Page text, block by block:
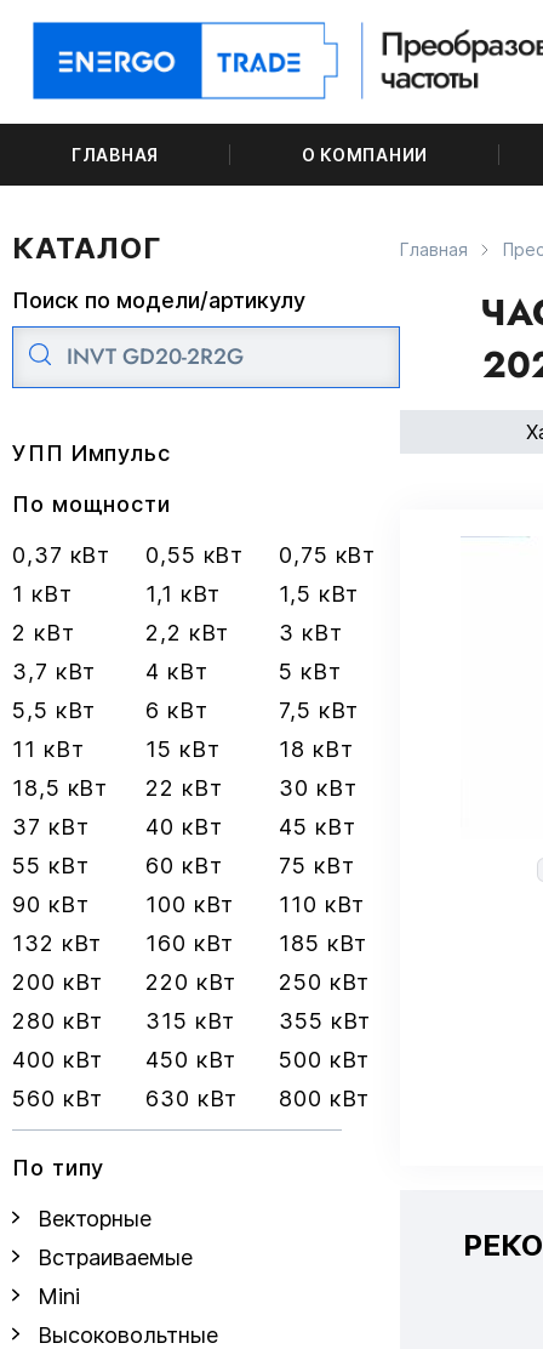
ГЛАВНАЯ О КОМПАНИИ
КАТАЛОГ Главная
Поиск по модели/артикулу
УПП Импульс
По мощности
0,37 кВт
0,55 кВт
0,75 кВт
1 кВт
1,1 кВт
1,5 кВт
2 кВт
2,2 кВт
3 кВт
3,7 кВт
4 кВт
5 кВт
5,5 кВт
6 кВт
7,5 кВт
11 кВт
15 кВт
18 кВт
18,5 кВт
22 кВт
30 кВт
37 кВт
40 кВт
45 кВт
55 кВт
60 кВт
75 кВт
90 кВт
100 кВт
110 кВт
132 кВт
160 кВт
185 кВт
200 кВт
220 кВт
250 кВт
280 кВт
315 кВт
355 кВт
400 кВт
450 кВт
500 кВт
560 кВт
630 кВт 800 кВт
По типу
Векторные
Встраиваемые
Mini
Высоковольтные